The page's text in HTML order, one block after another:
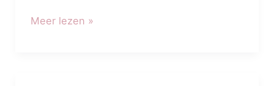
Meer lezen »